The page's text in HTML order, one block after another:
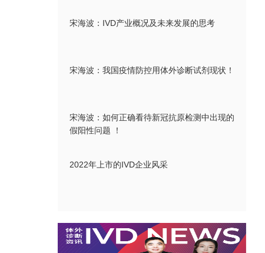
宋海波：IVD产业概况及未来发展的思考
宋海波：我国疫情防控用体外诊断试剂现状！
宋海波：如何正确看待新冠抗原检测中出现的
假阳性问题 ！
2022年上市的IVD企业风采